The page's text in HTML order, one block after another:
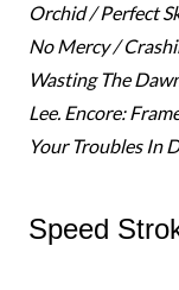
Orchid / Perfect
No Mercy /
Wasting The
Lee. Encore:
Your Troubles In
Speed